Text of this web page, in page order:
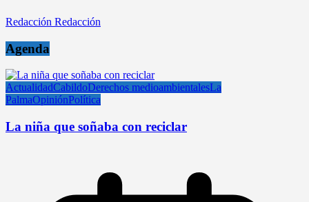
Redacción Redacción
Agenda
ActualidadCabildoDerechos medioambientalesLa
PalmaOpiniónPolítica
La niña que soñaba con reciclar